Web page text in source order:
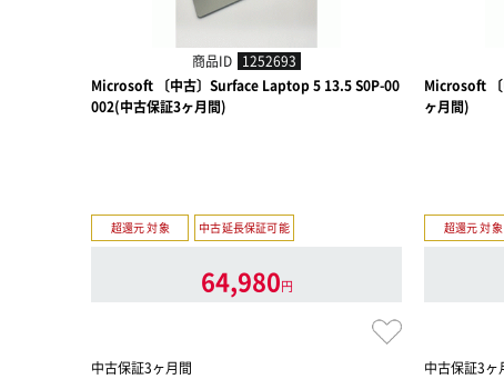
商品ID 1252693
Microsoft 〔中古〕Surface Laptop 5 13.5 S0P-00
002(中古保証3ヶ月間)
超還元 対象 中古延長保証可能
64,980円
中古保証3ヶ月間
Microsoft
ヶ月間)
超還元 対象
中古保証3ヶ